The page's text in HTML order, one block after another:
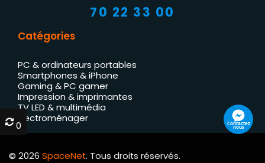
70 22 33 00
Catégories
PC & ordinateurs portables
Smartphones & iPhone
Gaming & PC gamer
Impression & imprimantes
TV LED & multimédia
Électroménager
© 2026 SpaceNet. Tous droits réservés.
Contactez
nous
0
0